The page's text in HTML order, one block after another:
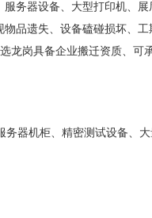
务器设备、大型打印机、
品遗失、设备磕碰损坏、
龙岗具备企业搬迁资质、可
器机柜、精密测试设备、大